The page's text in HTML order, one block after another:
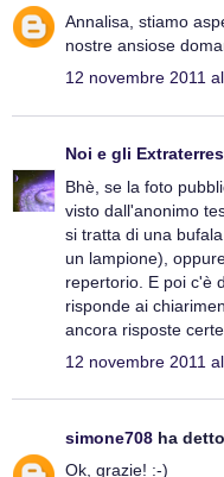
Annalisa, stiamo
nostre ansiose
12 novembre 2011
Noi e gli
Bhè, se la foto
visto dall'anonimo
si tratta di una
un lampione),
repertorio. E poi c'è
risponde ai
ancora risposte certe.
12 novembre 2011
simone708 ha
Ok, grazie! :-)